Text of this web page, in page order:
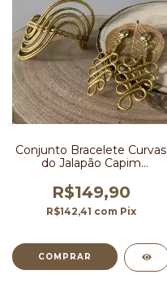
Conjunto Bracelete Curvas
do Jalapão Capim
R$149,90
R$142,41 com Pix